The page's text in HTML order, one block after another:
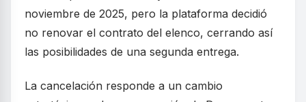
noviembre de 2025, pero la plataforma decidió
no renovar el contrato del elenco, cerrando así
las posibilidades de una segunda entrega.
La cancelación responde a un cambio